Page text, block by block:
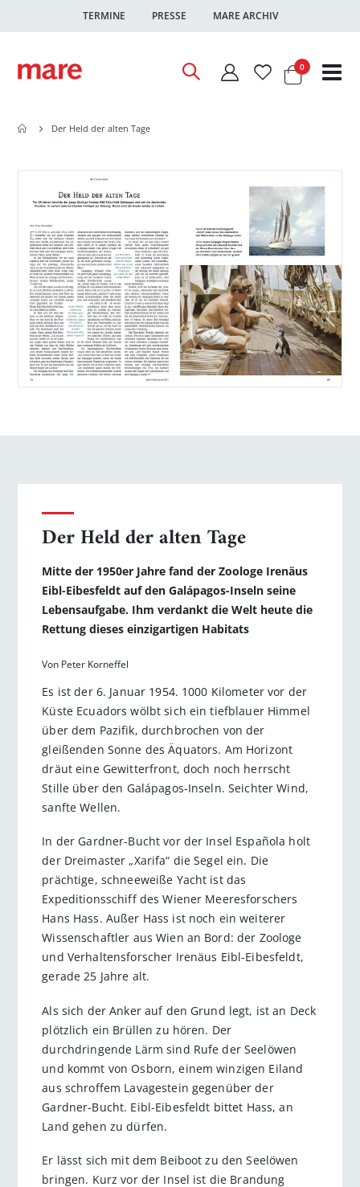
TERMINE PRESSE MARE ARCHIV
Warenkorb
0Artikel
Der Held der alten Tage
Ende
Bildgalerie
springen
Anfang
Bildgalerie
springen
Der Held der alten Tage
Mitte der 1950er Jahre fand der Zoologe Irenäus
Eibl-Eibesfeldt auf den Galápagos-Inseln seine
Lebensaufgabe. Ihm verdankt die Welt heute die
Rettung dieses einzigartigen Habitats
Von Peter Korneffel
Es ist der 6. Januar 1954. 1000 Kilometer vor der
Küste Ecuadors wölbt sich ein tiefblauer Himmel
über dem Pazifik, durchbrochen von der
gleißenden Sonne des Äquators. Am Horizont
dräut eine Gewitterfront, doch noch herrscht
Stille über den Galápagos-Inseln. Seichter Wind,
sanfte Wellen.
In der Gardner-Bucht vor der Insel Española holt
der Dreimaster „Xarifa“ die Segel ein. Die
prächtige, schneeweiße Yacht ist das
Expeditionsschiff des Wiener Meeresforschers
Hans Hass. Außer Hass ist noch ein weiterer
Wissenschaftler aus Wien an Bord: der Zoologe
und Verhaltensforscher Irenäus Eibl-Eibesfeldt,
gerade 25 Jahre alt.
Als sich der Anker auf den Grund legt, ist an Deck
plötzlich ein Brüllen zu hören. Der
durchdringende Lärm sind Rufe der Seelöwen
und kommt von Osborn, einem winzigen Eiland
aus schroffem Lavagestein gegenüber der
Gardner-Bucht. Eibl-Eibesfeldt bittet Hass, an
Land gehen zu dürfen.
Er lässt sich mit dem Beiboot zu den Seelöwen
bringen. Kurz vor der Insel ist die Brandung